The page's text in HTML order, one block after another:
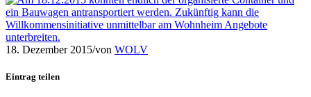
18. Dezember 2015/von WOLV
Eintrag teilen